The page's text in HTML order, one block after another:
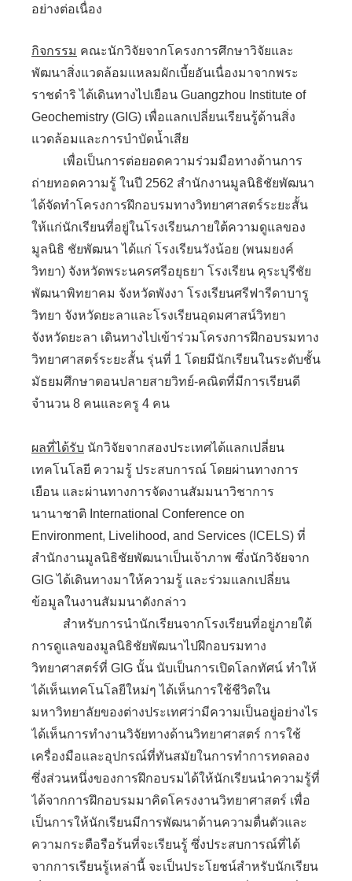
อย่างต่อเนื่อง
กิจกรรม คณะนักวิจัยจากโครงการศึกษาวิจัยและ
พัฒนาสิ่งแวดล้อมแหลมผักเบี้ยอันเนื่องมาจากพระ
ราชดำริ ได้เดินทางไปเยือน Guangzhou Institute of
Geochemistry (GIG) เพื่อแลกเปลี่ยนเรียนรู้ด้านสิ่ง
แวดล้อมและการบำบัดน้ำเสีย
เพื่อเป็นการต่อยอดความร่วมมือทางด้านการ
ถ่ายทอดความรู้ ในปี 2562 สำนักงานมูลนิธิชัยพัฒนา
ได้จัดทำโครงการฝึกอบรมทางวิทยาศาสตร์ระยะสั้น
ให้แก่นักเรียนที่อยู่ในโรงเรียนภายใต้ความดูแลของ
มูลนิธิ ชัยพัฒนา ได้แก่ โรงเรียนวังน้อย (พนมยงค์
วิทยา) จังหวัดพระนครศรีอยุธยา โรงเรียน คุระบุรีชัย
พัฒนาพิทยาคม จังหวัดพังงา โรงเรียนศรีฟารีดาบารู
วิทยา จังหวัดยะลาและโรงเรียนอุดมศาสน์วิทยา
จังหวัดยะลา เดินทางไปเข้าร่วมโครงการฝึกอบรมทาง
วิทยาศาสตร์ระยะสั้น รุ่นที่ 1 โดยมีนักเรียนในระดับชั้น
มัธยมศึกษาตอนปลายสายวิทย์-คณิตที่มีการเรียนดี
จำนวน 8 คนและครู 4 คน
ผลที่ได้รับ นักวิจัยจากสองประเทศได้แลกเปลี่ยน
เทคโนโลยี ความรู้ ประสบการณ์ โดยผ่านทางการ
เยือน และผ่านทางการจัดงานสัมมนาวิชาการ
นานาชาติ International Conference on
Environment, Livelihood, and Services (ICELS) ที่
สำนักงานมูลนิธิชัยพัฒนาเป็นเจ้าภาพ ซึ่งนักวิจัยจาก
GIG ได้เดินทางมาให้ความรู้ และร่วมแลกเปลี่ยน
ข้อมูลในงานสัมมนาดังกล่าว
สำหรับการนำนักเรียนจากโรงเรียนที่อยู่ภายใต้
การดูแลของมูลนิธิชัยพัฒนาไปฝึกอบรมทาง
วิทยาศาสตร์ที่ GIG นั้น นับเป็นการเปิดโลกทัศน์ ทำให้
ได้เห็นเทคโนโลยีใหม่ๆ ได้เห็นการใช้ชีวิตใน
มหาวิทยาลัยของต่างประเทศว่ามีความเป็นอยู่อย่างไร
ได้เห็นการทำงานวิจัยทางด้านวิทยาศาสตร์ การใช้
เครื่องมือและอุปกรณ์ที่ทันสมัยในการทำการทดลอง
ซึ่งส่วนหนึ่งของการฝึกอบรมได้ให้นักเรียนนำความรู้ที่
ได้จากการฝึกอบรมมาคิดโครงงานวิทยาศาสตร์ เพื่อ
เป็นการให้นักเรียนมีการพัฒนาด้านความตื่นตัวและ
ความกระตือรือร้นที่จะเรียนรู้ ซึ่งประสบการณ์ที่ได้
จากการเรียนรู้เหล่านี้ จะเป็นประโยชน์สำหรับนักเรียน